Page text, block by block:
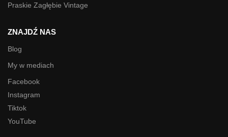
Praskie Zagłębie Vintage
ZNAJDŹ NAS
Blog
My w mediach
Facebook
Instagram
Tiktok
YouTube